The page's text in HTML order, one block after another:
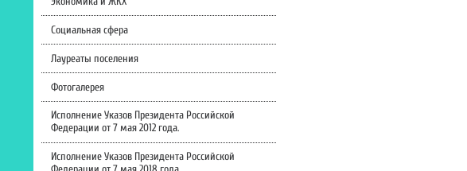
Социальная сфера
Лауреаты поселения
Фотогалерея
Исполнение Указов Президента Российской
Федерации от 7 мая 2012 года.
Исполнение Указов Президента Российской